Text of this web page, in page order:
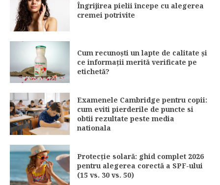
Îngrijirea pielii începe cu alegerea
cremei potrivite
Cum recunoști un lapte de calitate și
ce informații merită verificate pe
etichetă?
Examenele Cambridge pentru copii:
cum eviti pierderile de puncte si
obtii rezultate peste media
nationala
Protecție solară: ghid complet 2026
pentru alegerea corectă a SPF-ului
(15 vs. 30 vs. 50)